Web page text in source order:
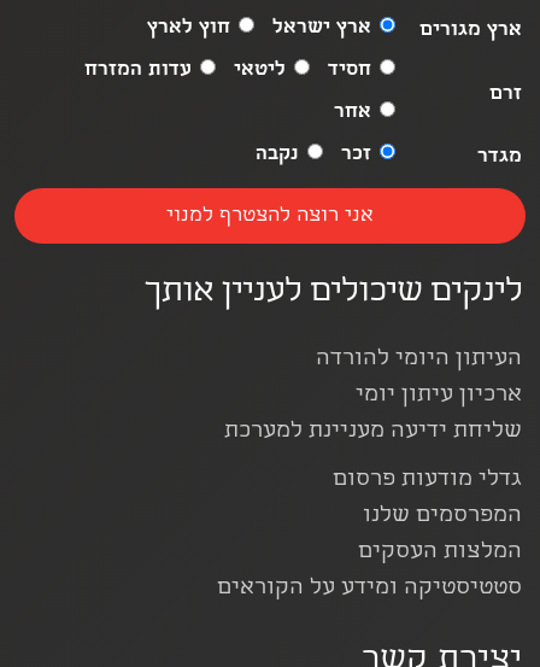
ארץ מגורים ארץ ישראל חוץ לארץ
זרם
חסיד ליטאי
עדות המזרח
אחר
מגדר
זכר נקבה
לינקים שיכולים לעניין אותך
העיתון היומי להורדה
ארכיון עיתון יומי
שליחת ידיעה מעניינת למערכת
גדלי מודעות פרסום
המפרסמים שלנו
המלצות העסקים
סטטיסטיקה ומידע על הקוראים